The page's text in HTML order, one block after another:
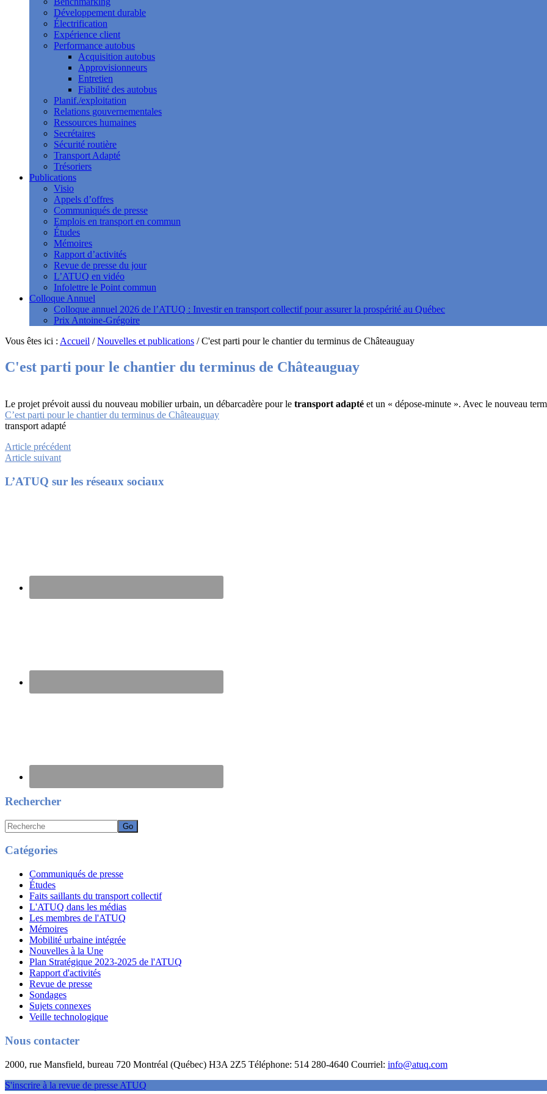
Développement durable
Électrification
Expérience client
Performance autobus
Acquisition autobus
Approvisionneurs
Entretien
Fiabilité des autobus
Planif./exploitation
Relations gouvernementales
Ressources humaines
Secrétaires
Sécurité routière
Transport Adapté
Trésoriers
Publications
Visio
Appels d’offres
Communiqués de presse
Emplois en transport en commun
Études
Mémoires
Rapport d’activités
Revue de presse du jour
L’ATUQ en vidéo
Infolettre le Point commun
Colloque Annuel
Colloque annuel 2026 de l’ATUQ : Investir en transport collectif pour assurer la prospérité au Québec
Prix Antoine-Grégoire
Vous êtes ici : Accueil /Nouvelles et publications /C'est parti pour le chantier du terminus de Châteauguay
C'est parti pour le chantier du terminus de Châteauguay
Le projet prévoit aussi du nouveau mobilier urbain, un débarcadère pour le transport adapté et un « dépose-minute ». Avec le nouveau
C’est parti pour le chantier du terminus de Châteauguay
transport adapté
Article précédent
Article suivant
Footer
L’ATUQ sur les réseaux sociaux
Rechercher
Recherche
Catégories
Communiqués de presse
Études
Faits saillants du transport collectif
L'ATUQ dans les médias
Les membres de l'ATUQ
Mémoires
Mobilité urbaine intégrée
Nouvelles à la Une
Plan Stratégique 2023-2025 de l'ATUQ
Rapport d'activités
Revue de presse
Sondages
Sujets connexes
Veille technologique
Nous contacter
2000, rue Mansfield, bureau 720 Montréal (Québec) H3A 2Z5 Téléphone: 514 280-4640 Courriel: info@atuq.com
S'inscrire à la revue de presse ATUQ